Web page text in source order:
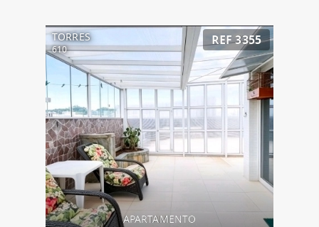
TORRES
610
REF 3355
APARTAMENTO